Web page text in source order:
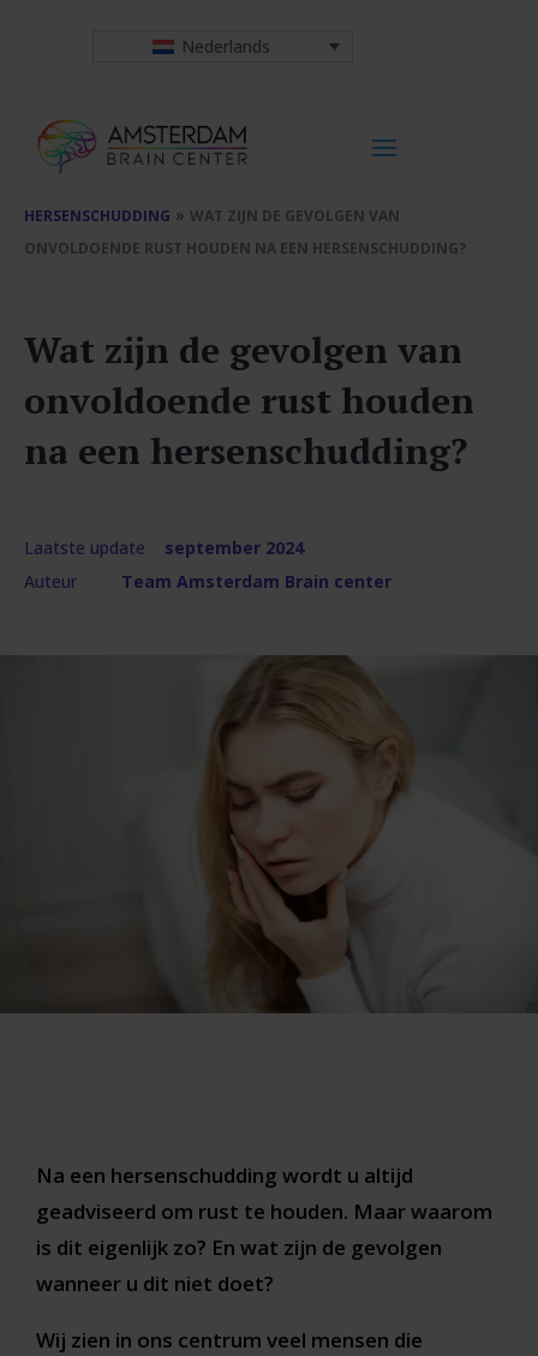
Nederlands
HERSENSCHUDDING » WAT ZIJN DE GEVOLGEN VAN
ONVOLDOENDE RUST HOUDEN NA EEN HERSENSCHUDDING?
Wat zijn de gevolgen van
onvoldoende rust houden
na een hersenschudding?
Laatste update september 2024
Auteur
Team Amsterdam Brain center
Na een hersenschudding wordt u altijd
geadviseerd om rust te houden. Maar waarom
is dit eigenlijk zo? En wat zijn de gevolgen
wanneer u dit niet doet?
Wij zien in ons centrum veel mensen die